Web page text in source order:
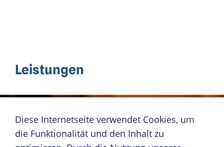
Leistungen
Diese Internetseite verwendet Cookies, um
die Funktionalität und den Inhalt zu